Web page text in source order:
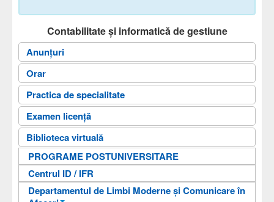
Documente
Admitere
Cercetare
Contact
Căutare
Arhiva
Antreprenoriat digital
Contabilitate și informatică de gestiune
Anunțuri
Orar
Practica de specialitate
Examen licență
Biblioteca virtuală
PROGRAME POSTUNIVERSITARE
Centrul ID / IFR
Departamentul de Limbi Moderne și Comunicare în